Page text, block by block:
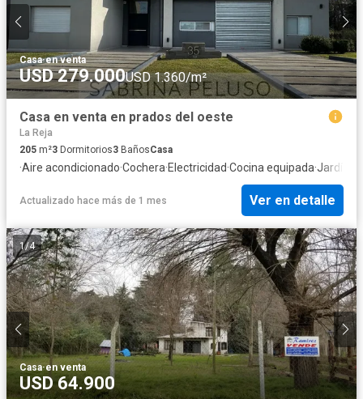
Casa·en venta
USD 279.000USD 1.360/m²
Casa en venta en prados del oeste
La Reja
205 m²3 Dormitorios3 BañosCasa
·Aire acondicionado·Cochera·Electricidad·Cocina equipada·Jardín
Actualizado hace más de 1 mes Ver en detalle
1/4
Casa·en venta
USD 64.900